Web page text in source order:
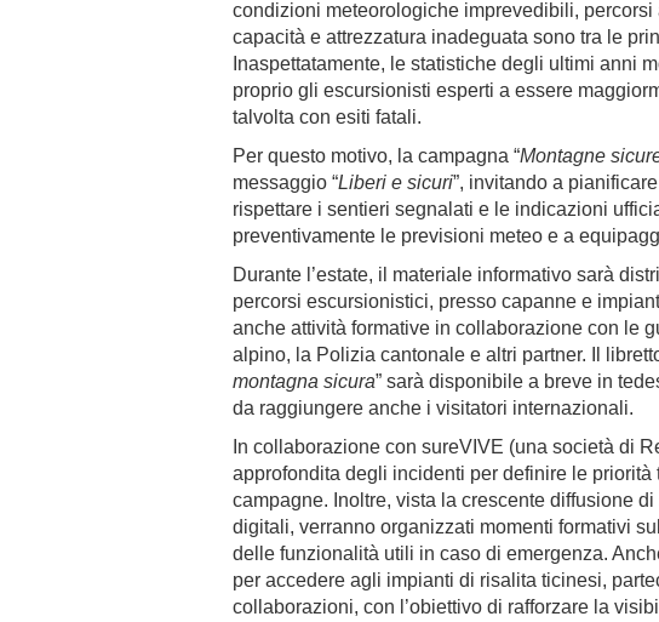
condizioni meteorologiche imprevedibili,
capacità e attrezzatura inadeguata sono tra le
Inaspettatamente, le statistiche degli ultimi anni
proprio gli escursionisti esperti a essere
talvolta con esiti fatali.
Per questo motivo, la campagna “Montagne
messaggio “Liberi e sicuri”, invitando a
rispettare i sentieri segnalati e le indicazioni
preventivamente le previsioni meteo e a
Durante l’estate, il materiale informativo sarà
percorsi escursionistici, presso capanne e
anche attività formative in collaborazione con le
alpino, la Polizia cantonale e altri partner. Il
montagna sicura” sarà disponibile a breve in
da raggiungere anche i visitatori internazionali.
In collaborazione con sureVIVE (una società di
approfondita degli incidenti per definire le
campagne. Inoltre, vista la crescente diffusione
digitali, verranno organizzati momenti formativi
delle funzionalità utili in caso di emergenza.
per accedere agli impianti di risalita ticinesi,
collaborazioni, con l’obiettivo di rafforzare la